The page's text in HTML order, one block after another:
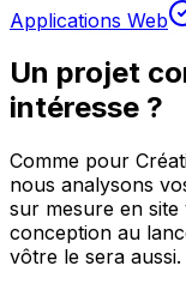
Applications Web
Un projet
intéresse ?
Comme pour
nous analysons
sur mesure en site
conception au
vôtre le sera aussi.